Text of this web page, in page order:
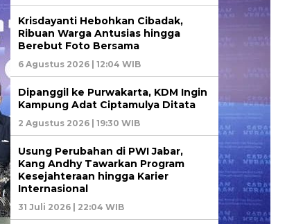
Krisdayanti Hebohkan Cibadak,
Ribuan Warga Antusias hingga
Berebut Foto Bersama
6 Agustus 2026 | 12:04 WIB
Dipanggil ke Purwakarta, KDM Ingin
Kampung Adat Ciptamulya Ditata
2 Agustus 2026 | 19:30 WIB
Usung Perubahan di PWI Jabar,
Kang Andhy Tawarkan Program
Kesejahteraan hingga Karier
Internasional
31 Juli 2026 | 22:04 WIB